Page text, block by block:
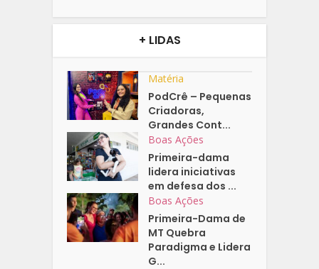
+ LIDAS
Matéria
PodCrê – Pequenas
Criadoras,
Grandes Cont...
Boas Ações
Primeira-dama
lidera iniciativas
em defesa dos ...
Boas Ações
Primeira-Dama de
MT Quebra
Paradigma e Lidera
G...